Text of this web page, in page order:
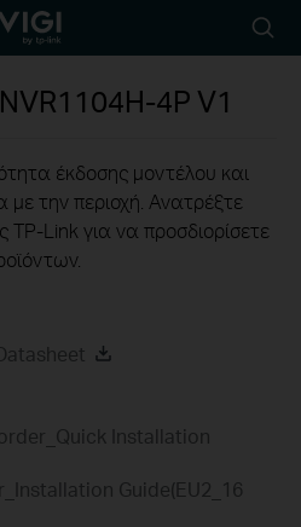
Reliably
icon
4P V1
έκδοσης μοντέλου και
με την περιοχή. Ανατρέξτε
TP-Link για να προσδιορίσετε
Installation
Guide(EU2_16